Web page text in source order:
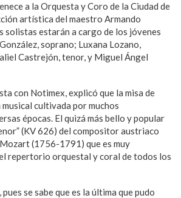
a la Orquesta y Coro de la Ciudad de
artística del maestro Armando
solistas estarán a cargo de los jóvenes
soprano; Luxana Lozano,
Castrejón, tenor, y Miguel Ángel
con Notimex, explicó que la misa de
musical cultivada por muchos
épocas. El quizá más bello y popular
(KV 626) del compositor austriaco
(1756-1791) que es muy
repertorio orquestal y coral de todos los
pues se sabe que es la última que pudo